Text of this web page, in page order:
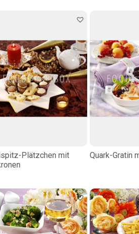
Plätzchen mit
Quark-Gratin